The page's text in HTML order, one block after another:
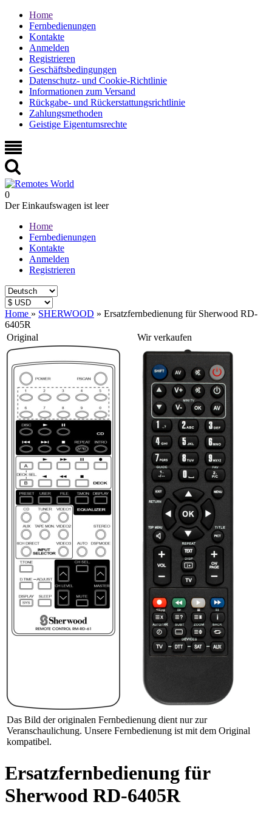
Home
Fernbedienungen
Kontakte
Anmelden
Registrieren
Geschäftsbedingungen
Datenschutz- und Cookie-Richtlinie
Informationen zum Versand
Rückgabe- und Rückerstattungsrichtlinie
Zahlungsmethoden
Geistige Eigentumsrechte
0
Der Einkaufswagen ist leer
Home
Fernbedienungen
Kontakte
Anmelden
Registrieren
Home » SHERWOOD » Ersatzfernbedienung für Sherwood RD-
6405R
Original
Wir verkaufen
Das Bild der originalen Fernbedienung dient nur zur
Veranschaulichung. Unsere Fernbedienung ist mit dem Original
kompatibel.
Ersatzfernbedienung für
Sherwood RD-6405R